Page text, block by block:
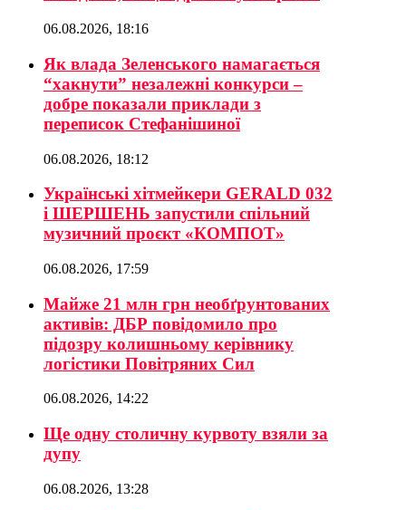
06.08.2026, 18:16
Як влада Зеленського намагається
“хакнути” незалежні конкурси –
добре показали приклади з
переписок Стефанішиної
06.08.2026, 18:12
Українські хітмейкери GERALD 032
і ШЕРШЕНЬ запустили спільний
музичний проєкт «КОМПОТ»
06.08.2026, 17:59
Майже 21 млн грн необґрунтованих
активів: ДБР повідомило про
підозру колишньому керівнику
логістики Повітряних Сил
06.08.2026, 14:22
Ще одну столичну курвоту взяли за
дупу
06.08.2026, 13:28